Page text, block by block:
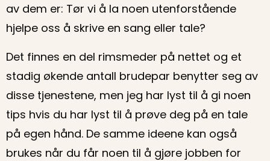
av dem er: Tør vi å la noen utenforstående
hjelpe oss å skrive en sang eller tale?
Det finnes en del rimsmeder på nettet og et
stadig økende antall brudepar benytter seg av
disse tjenestene, men jeg har lyst til å gi noen
tips hvis du har lyst til å prøve deg på en tale
på egen hånd. De samme ideene kan også
brukes når du får noen til å gjøre jobben for